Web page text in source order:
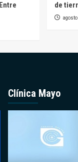
de
Clínica Mayo